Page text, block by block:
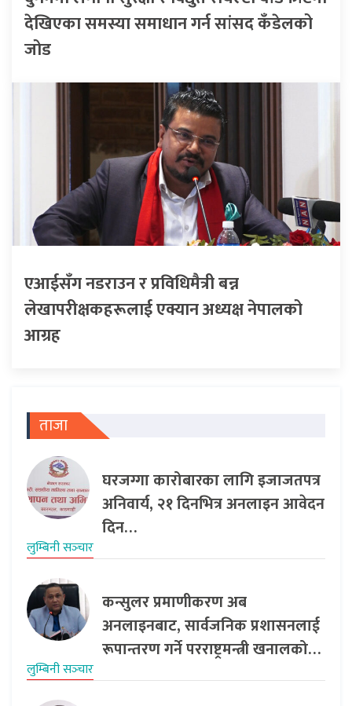
देखिएका समस्या समाधान गर्न सांसद कँडेलको
जोड
एआईसँग नडराउन र प्रविधिमैत्री बन्न
लेखापरीक्षकहरूलाई एक्यान अध्यक्ष नेपालको
आग्रह
ताजा
घरजग्गा कारोबारका लागि इजाजतपत्र
अनिवार्य, २१ दिनभित्र अनलाइन आवेदन
दिन…
लुम्बिनी सञ्‍चार
कन्सुलर प्रमाणीकरण अब
अनलाइनबाट, सार्वजनिक प्रशासनलाई
रूपान्तरण गर्ने परराष्ट्रमन्त्री खनालको…
लुम्बिनी सञ्‍चार